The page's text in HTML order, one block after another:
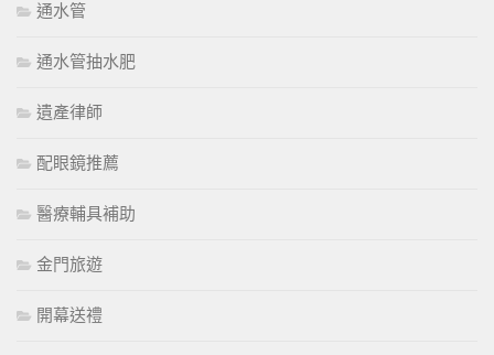
通水管
通水管抽水肥
遺產律師
配眼鏡推薦
醫療輔具補助
金門旅遊
開幕送禮